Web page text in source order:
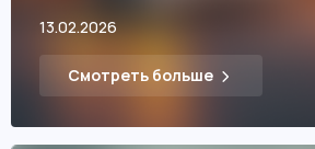
13.02.2026
Смотреть больше